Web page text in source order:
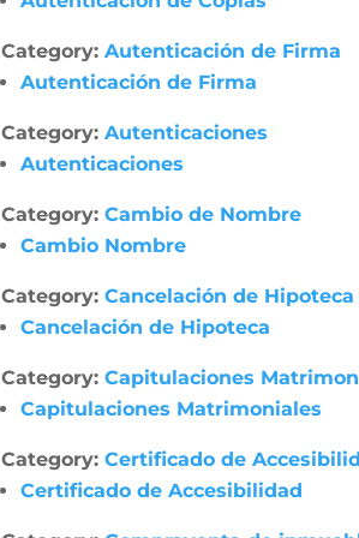
Category:Autenticación de Firma
Autenticación de Firma
Category:Autenticaciones
Autenticaciones
Category:Cambio de Nombre
Cambio Nombre
Category:Cancelación de Hipoteca
Cancelación de Hipoteca
Category:Capitulaciones
Capitulaciones Matrimoniales
Category:Certificado de
Certificado de Accesibilidad